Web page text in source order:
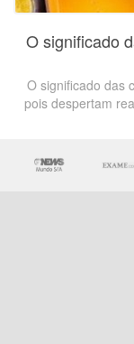
O significado
O significado das
pois despertam